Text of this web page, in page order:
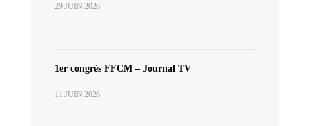
29 JUIN 2026
1er congrès FFCM – Journal TV
11 JUIN 2026